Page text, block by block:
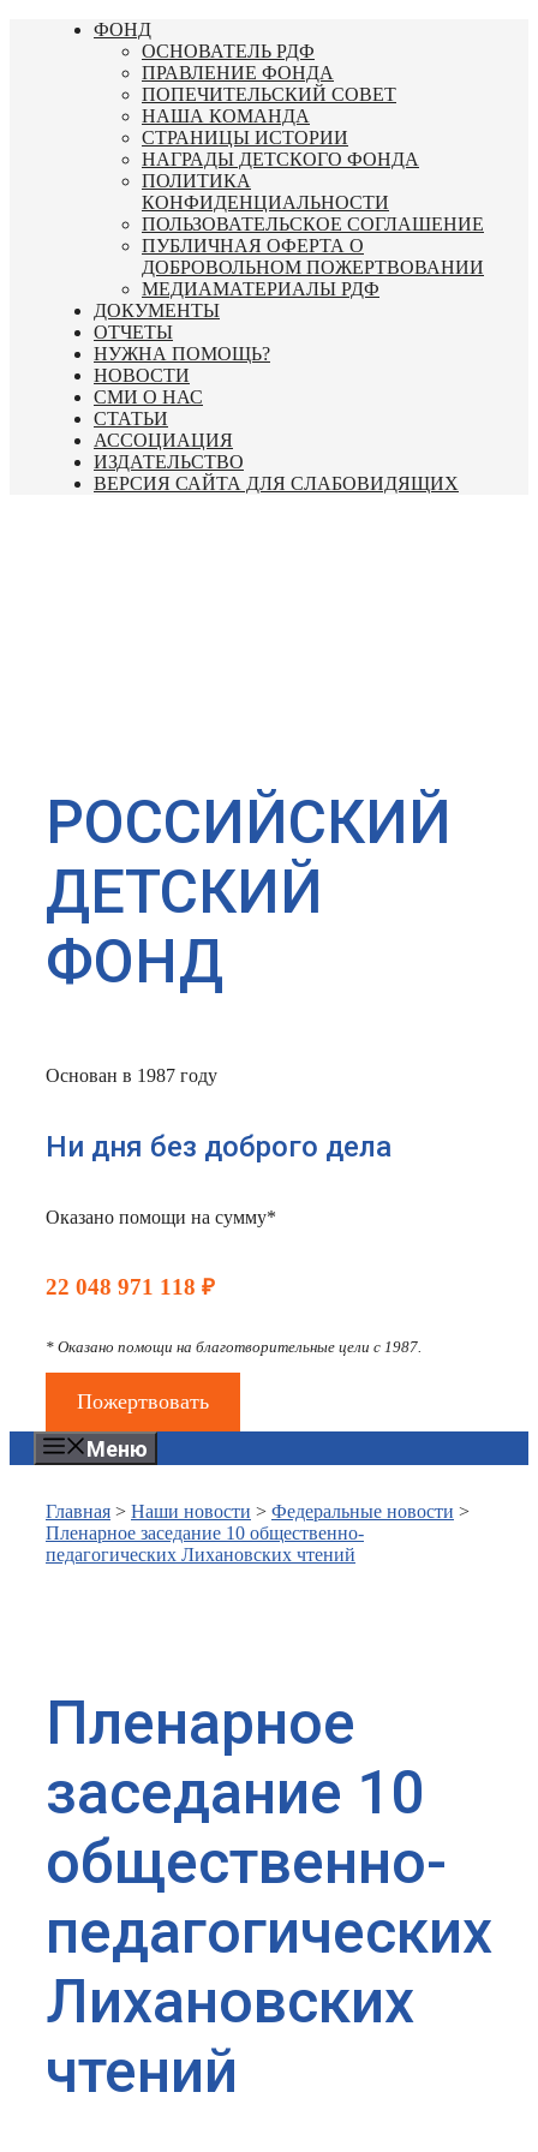
Перейти
ФОНД
ОСНОВАТЕЛЬ РДФ
ПРАВЛЕНИЕ ФОНДА
ПОПЕЧИТЕЛЬСКИЙ СОВЕТ
НАША КОМАНДА
СТРАНИЦЫ ИСТОРИИ
НАГРАДЫ ДЕТСКОГО ФОНДА
ПОЛИТИКА
КОНФИДЕНЦИАЛЬНОСТИ
ПОЛЬЗОВАТЕЛЬСКОЕ СОГЛАШЕНИЕ
ПУБЛИЧНАЯ ОФЕРТА О
ДОБРОВОЛЬНОМ ПОЖЕРТВОВАНИИ
МЕДИАМАТЕРИАЛЫ РДФ
ДОКУМЕНТЫ
ОТЧЕТЫ
НУЖНА ПОМОЩЬ?
НОВОСТИ
СМИ О НАС
СТАТЬИ
АССОЦИАЦИЯ
ИЗДАТЕЛЬСТВО
ВЕРСИЯ САЙТА ДЛЯ СЛАБОВИДЯЩИХ
РОССИЙСКИЙ
ДЕТСКИЙ
ФОНД
Основан в 1987 году
Ни дня без доброго дела
Оказано помощи на сумму*
22 048 971 118 ₽
* Оказано помощи на благотворительные цели с 1987.
Пожертвовать
Меню
Главная > Наши новости > Федеральные новости >
Пленарное заседание 10 общественно-
педагогических Лихановских чтений
Пленарное
заседание 10
общественно-
педагогических
Лихановских
чтений